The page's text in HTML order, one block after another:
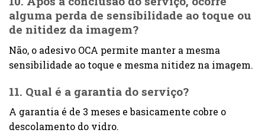
alguma perda de sensibilidade ao toque ou
de nitidez da imagem?
Não, o adesivo OCA permite manter a mesma
sensibilidade ao toque e mesma nitidez na imagem.
11. Qual é a garantia do serviço?
A garantia é de 3 meses e basicamente cobre o
descolamento do vidro.